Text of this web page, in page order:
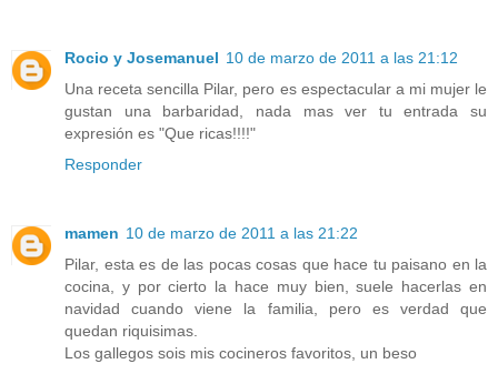
Rocio y Josemanuel 10 de marzo de 2011 a las 21:12
Una receta sencilla Pilar, pero es espectacular a mi mujer le
gustan una barbaridad, nada mas ver tu entrada su
expresión es "Que ricas!!!!"
Responder
mamen 10 de marzo de 2011 a las 21:22
Pilar, esta es de las pocas cosas que hace tu paisano en la
cocina, y por cierto la hace muy bien, suele hacerlas en
navidad cuando viene la familia, pero es verdad que
quedan riquisimas.
Los gallegos sois mis cocineros favoritos, un beso